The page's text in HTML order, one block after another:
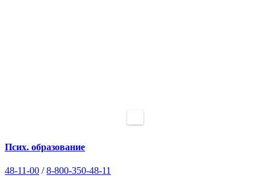
Псих. образование
48-11-00 /8-800-350-48-11